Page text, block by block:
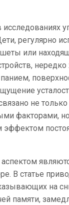
исследованиях
регулярно
или
не
факторами,
эффектом
В статье
на
памяти,